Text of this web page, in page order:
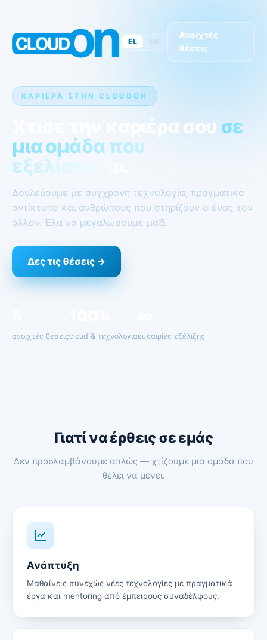
EL
Ανοιχτές
θέσεις
ΚΑΡΙΈΡΑ ΣΤΗΝ CLOUDON
Χτίσε την καριέρα σου σε
μια ομάδα που
εξελίσσεται.
Δουλεύουμε με σύγχρονη τεχνολογία, πραγματικό
αντίκτυπο και ανθρώπους που στηρίζουν ο ένας τον
άλλον. Έλα να μεγαλώσουμε μαζί.
Δες τις θέσεις →
ανοιχτές θέσειςcloud & τεχνολογίαευκαιρίες εξέλιξης
Γιατί να έρθεις σε εμάς
Δεν προσλαμβάνουμε απλώς — χτίζουμε μια ομάδα που
θέλει να μένει.
Ανάπτυξη
Μαθαίνεις συνεχώς νέες τεχνολογίες με πραγματικά
έργα και mentoring από έμπειρους συναδέλφους.